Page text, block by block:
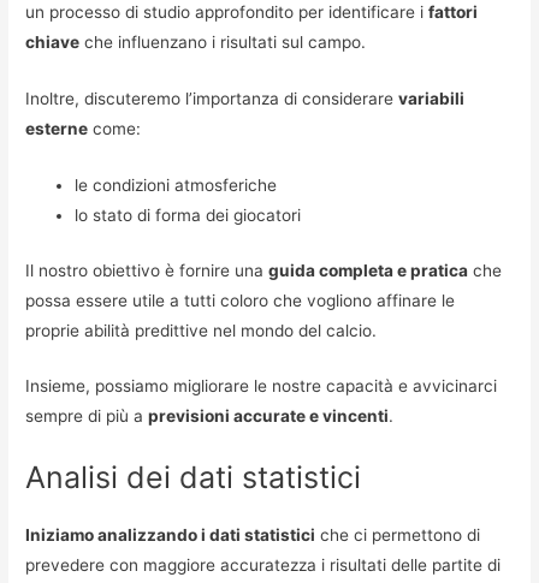
un processo di studio approfondito per identificare ifattori
chiave che influenzano i risultati sul campo.
Inoltre, discuteremo l’importanza di considerarevariabili
esterne come:
le condizioni atmosferiche
lo stato di forma dei giocatori
Il nostro obiettivo è fornire unaguida completa e pratica che
possa essere utile a tutti coloro che vogliono affinare le
proprie abilità predittive nel mondo del calcio.
Insieme, possiamo migliorare le nostre capacità e avvicinarci
sempre di più aprevisioni accurate e vincenti.
Analisi dei dati statistici
Iniziamo analizzando i dati statistici che ci permettono di
prevedere con maggiore accuratezza i risultati delle partite di